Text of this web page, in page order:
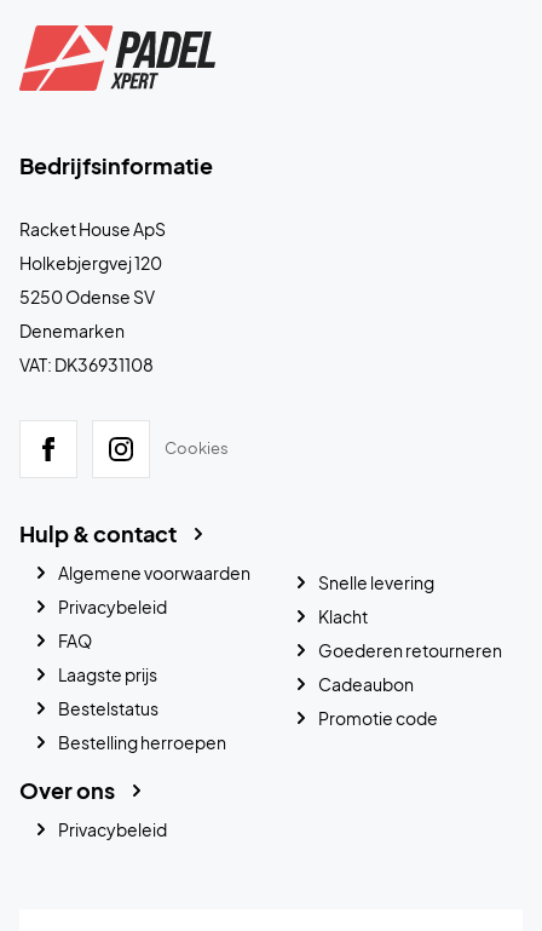
Bedrijfsinformatie
Racket House ApS
Holkebjergvej 120
5250 Odense SV
Denemarken
VAT: DK36931108
Cookies
Hulp & contact
Algemene voorwaarden
Privacybeleid
FAQ
Laagste prijs
Bestelstatus
Bestelling herroepen
Snelle levering
Klacht
Goederen retourneren
Cadeaubon
Promotie code
Over ons
Privacybeleid